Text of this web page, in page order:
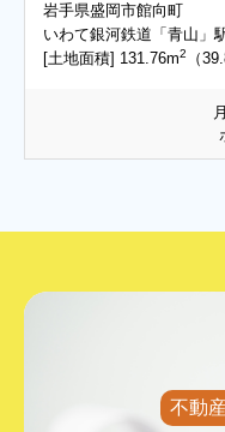
岩手県盛岡市館向町
いわて銀河鉄道「青山」
[土地面積] 131.76m2 （
不動